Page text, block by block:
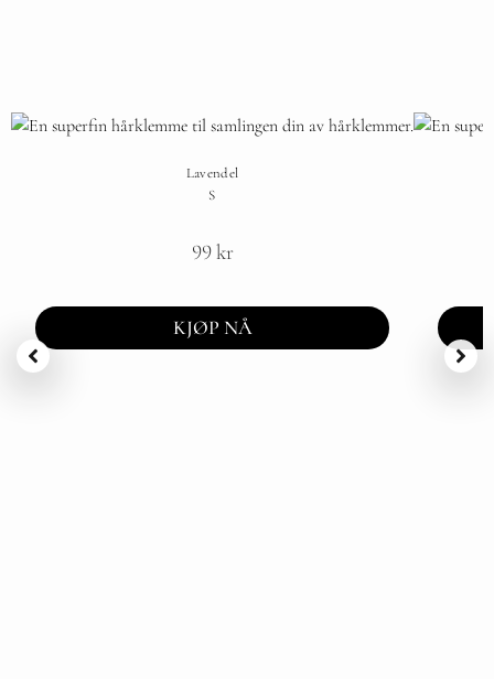
Lavendel
S
99kr
KJØP NÅ